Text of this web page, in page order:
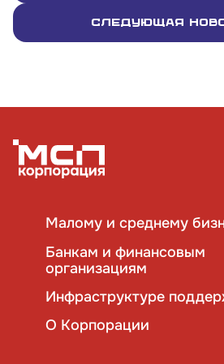
Следующая
Малому и среднему
Банкам и финансовым
организациям
Инфраструктуре
О Корпорации